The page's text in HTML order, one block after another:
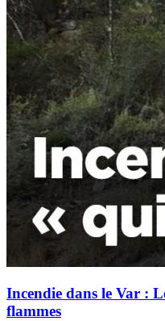
Incendie dans le Var :
flammes